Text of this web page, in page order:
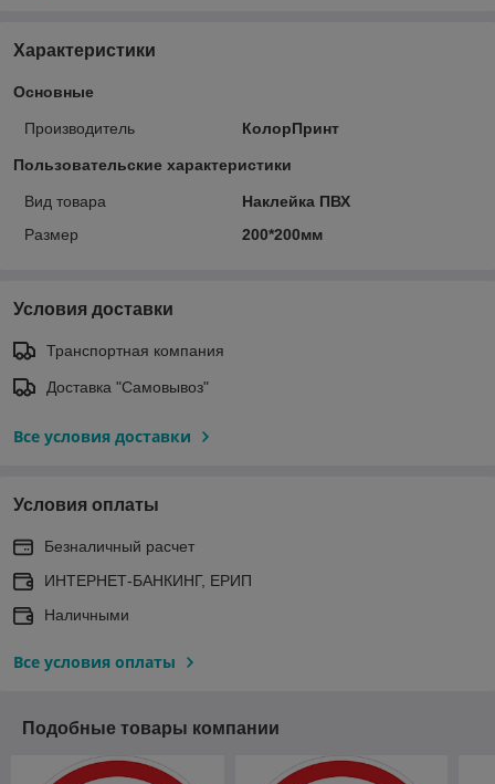
Характеристики
Основные
Производитель КолорПринт
Пользовательские характеристики
Вид товара
Наклейка ПВХ
Размер
200*200мм
Условия доставки
Транспортная компания
Доставка "Самовывоз"
Все условия доставки
Условия оплаты
Безналичный расчет
ИНТЕРНЕТ-БАНКИНГ, ЕРИП
Наличными
Все условия оплаты
Подобные товары компании